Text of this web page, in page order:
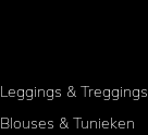
Leggings & Treggings
Blouses & Tunieken